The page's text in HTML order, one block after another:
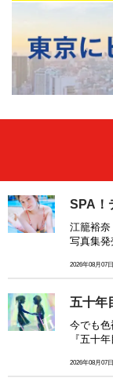
SPA！
江籠裕
写真集発
2026年08月07日
五十年
今でも
『五十
2026年08月07日